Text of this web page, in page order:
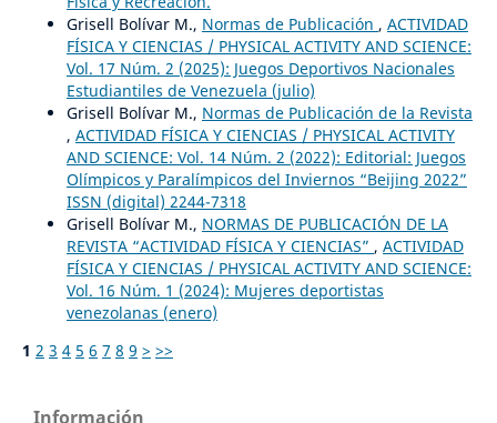
Grisell Bolívar M., Normas de Publicación , ACTIVIDAD
FÍSICA Y CIENCIAS / PHYSICAL ACTIVITY AND SCIENCE:
Vol. 17 Núm. 2 (2025): Juegos Deportivos Nacionales
Estudiantiles de Venezuela (julio)
Grisell Bolívar M., Normas de Publicación de la Revista
, ACTIVIDAD FÍSICA Y CIENCIAS / PHYSICAL ACTIVITY
AND SCIENCE: Vol. 14 Núm. 2 (2022): Editorial: Juegos
Olímpicos y Paralímpicos del Inviernos “Beijing 2022”
ISSN (digital) 2244-7318
Grisell Bolívar M., NORMAS DE PUBLICACIÓN DE LA
REVISTA “ACTIVIDAD FÍSICA Y CIENCIAS” , ACTIVIDAD
FÍSICA Y CIENCIAS / PHYSICAL ACTIVITY AND SCIENCE:
Vol. 16 Núm. 1 (2024): Mujeres deportistas
venezolanas (enero)
1 2 3 4 5 6 7 8 9 > >>
Información